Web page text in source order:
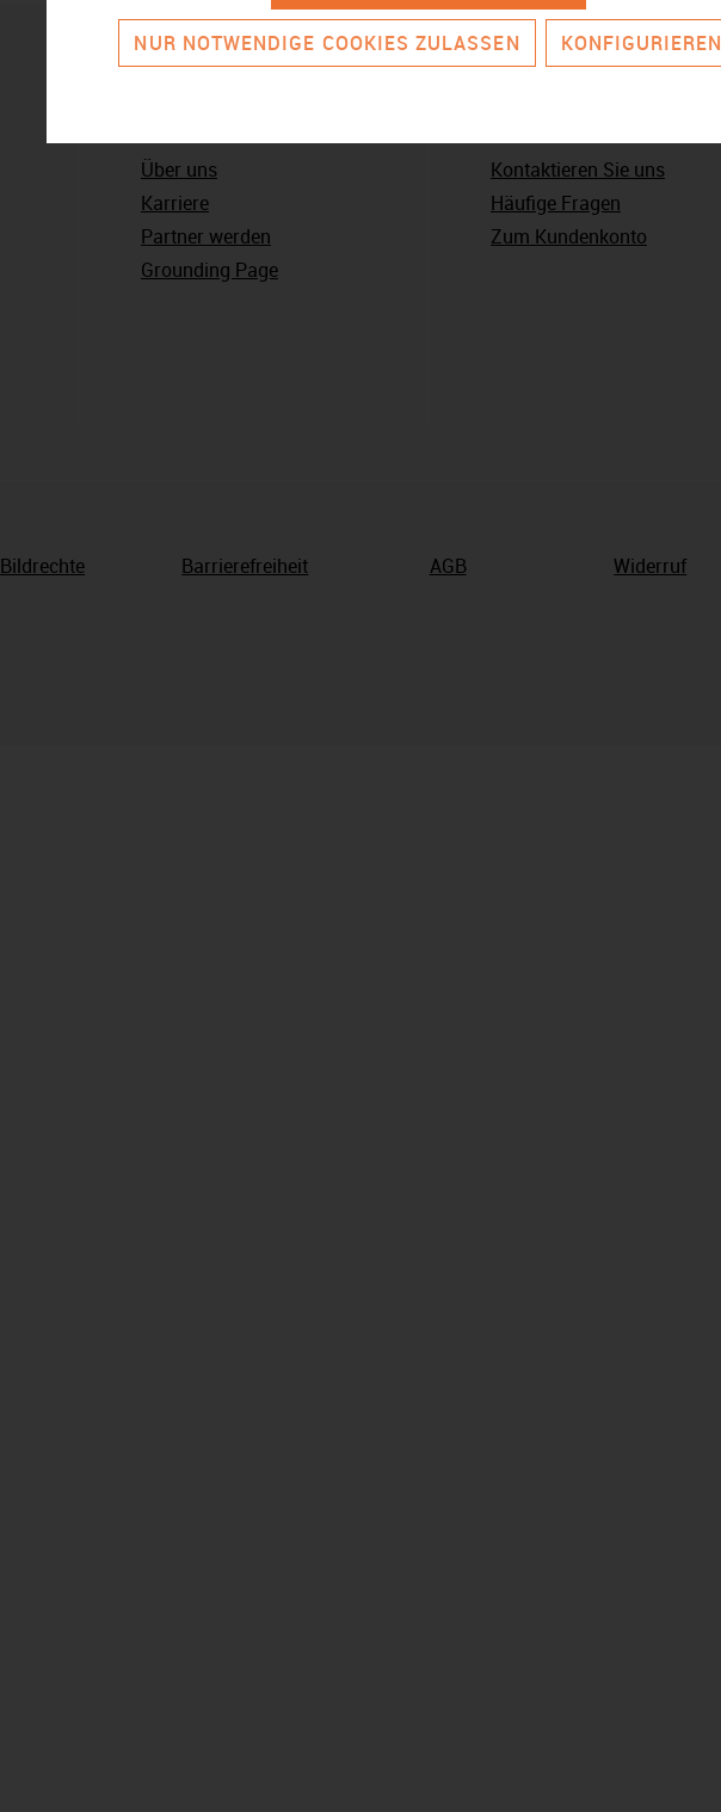
Über uns
Karriere
Partner werden
Grounding Page
Kontaktieren Sie uns
Häufige Fragen
Zum Kundenkonto
Bildrechte Barrierefreiheit AGB Widerruf
NUR NOTWENDIGE COOKIES ZULASSEN KONFIGURIEREN